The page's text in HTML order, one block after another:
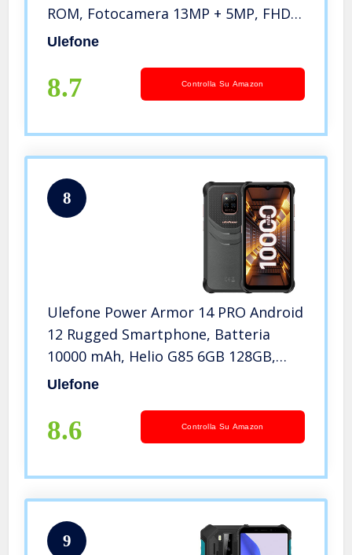
ROM, Fotocamera 13MP + 5MP, FHD+
5,45 Pollici, Telefoni Cellulari da
NFC GPS FACE ID OTG BT5.0 Grigio
Ulefone
8.7 Controlla Su Amazon
8
Ulefone Power Armor 14 PRO Android
12 Rugged Smartphone, Batteria
10000 mAh, Helio G85 6GB 128GB,
6,52” Fotocamera
Cellulare Impermeabile IP68, Ricarica
Wireless NFC
Ulefone
8.6 Controlla Su Amazon
9